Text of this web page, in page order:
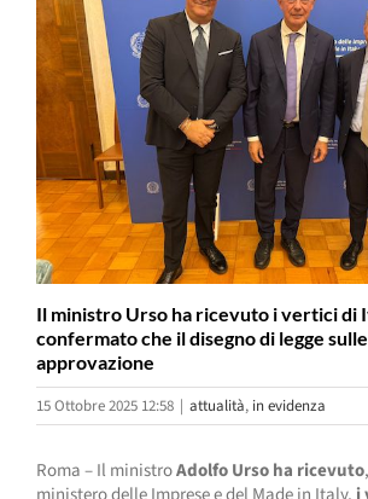
Il ministro Urso ha ricevuto i vertici di
confermato che il disegno di legge
approvazione
15 Ottobre 2025 12:58 | attualità, in evidenza
Roma – Il ministroAdolfo Ursoha ricevuto